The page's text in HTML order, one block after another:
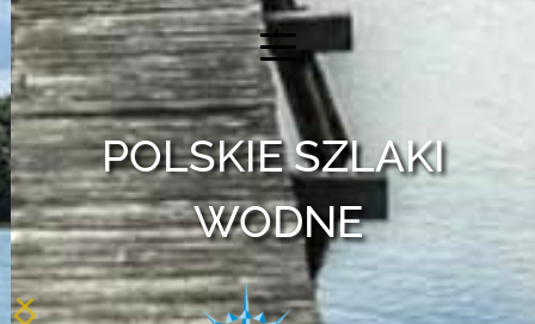
POLSKIE SZLAKI
WODNE